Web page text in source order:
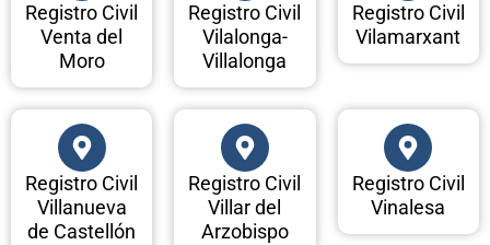
Registro Civil
Venta del
Moro
Registro Civil
Vilalonga-
Villalonga
Registro Civil
Vilamarxant
Registro Civil
Villanueva
de Castellón
Registro Civil
Villar del
Arzobispo
Registro Civil
Vinalesa